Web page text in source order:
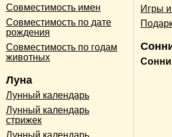
Совместимость имен
Совместимость по дате
рождения
Совместимость по годам
животных
Луна
Лунный календарь
Лунный календарь
стрижек
Лунный календарь
Игры